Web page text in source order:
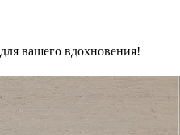
вашего вдохновения!